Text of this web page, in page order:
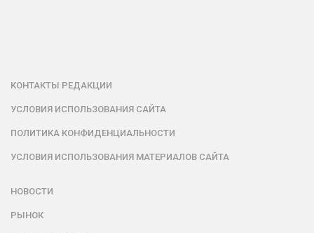
КОНТАКТЫ РЕДАКЦИИ
УСЛОВИЯ ИСПОЛЬЗОВАНИЯ САЙТА
ПОЛИТИКА КОНФИДЕНЦИАЛЬНОСТИ
УСЛОВИЯ ИСПОЛЬЗОВАНИЯ МАТЕРИАЛОВ САЙТА
НОВОСТИ
РЫНОК